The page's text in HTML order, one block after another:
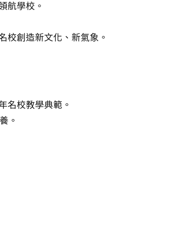
航學校。
校創造新文化、新氣象。
名校教學典範。
。